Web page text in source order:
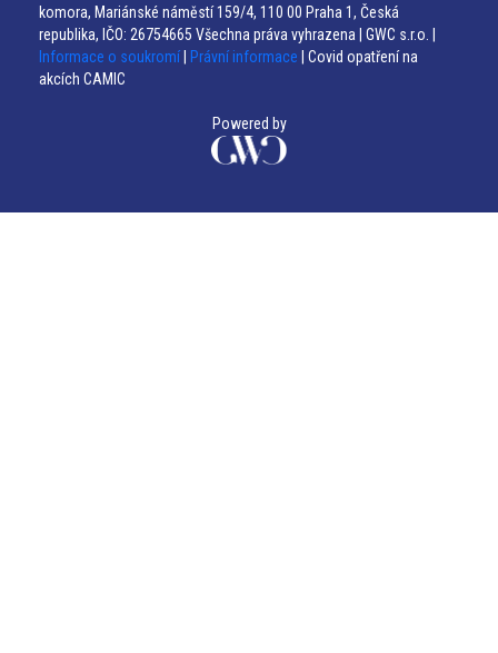
komora, Mariánské náměstí 159/4, 110 00 Praha 1, Česká
republika, IČO: 26754665 Všechna práva vyhrazena | GWC s.r.o. |
Informace o soukromí
Právní informace | Covid opatření na
akcích CAMIC
Powered by